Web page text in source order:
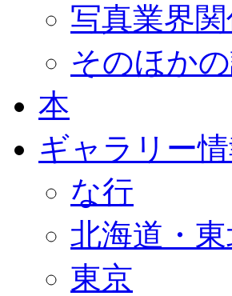
写真業界
そのほか
本
ギャラリー
な行
北海道・
東京